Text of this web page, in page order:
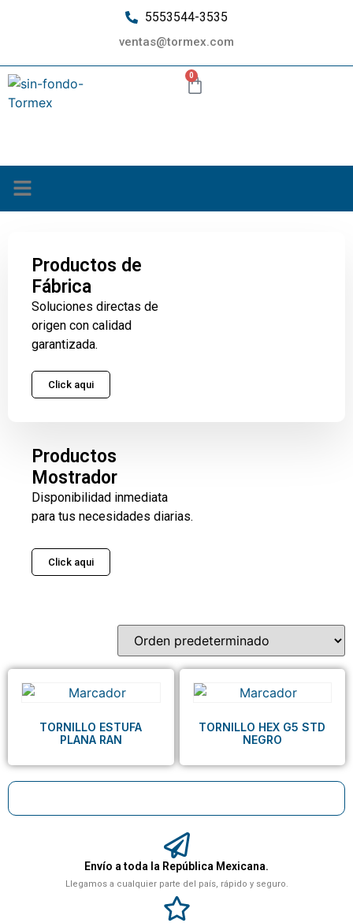
5553544-3535
ventas@tormex.com
0
Envío a toda la República Mexicana.
Llegamos a cualquier parte del país, rápido y seguro.
Productos de
Fábrica
Soluciones directas de
origen con calidad
garantizada.
Click aqui
Productos
Mostrador
Disponibilidad inmediata
para tus necesidades diarias.
Click aqui
TORNILLO ESTUFA
PLANA RAN
TORNILLO HEX G5 STD
NEGRO